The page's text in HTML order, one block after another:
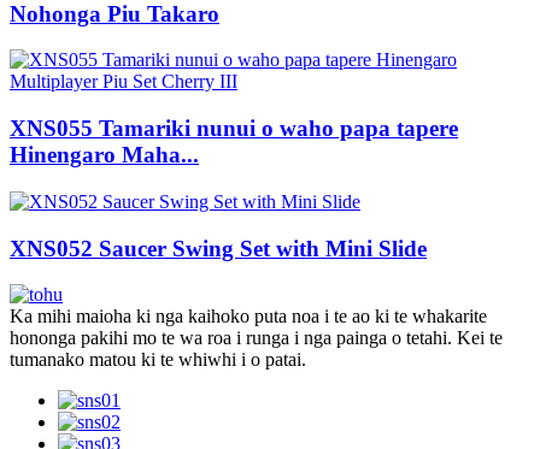
Nohonga Piu Takaro
XNS055 Tamariki nunui o waho papa tapere
Hinengaro Maha...
XNS052 Saucer Swing Set with Mini Slide
Ka mihi maioha ki nga kaihoko puta noa i te ao ki te whakarite
hononga pakihi mo te wa roa i runga i nga painga o tetahi. Kei te
tumanako matou ki te whiwhi i o patai.